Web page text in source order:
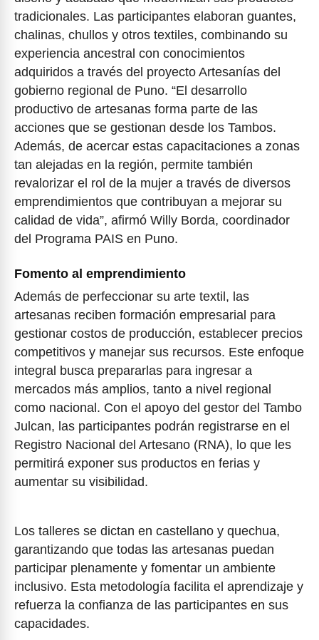
tradicionales. Las participantes elaboran guantes,
chalinas, chullos y otros textiles, combinando su
experiencia ancestral con conocimientos
adquiridos a través del proyecto Artesanías del
gobierno regional de Puno. “El desarrollo
productivo de artesanas forma parte de las
acciones que se gestionan desde los Tambos.
Además, de acercar estas capacitaciones a zonas
tan alejadas en la región, permite también
revalorizar el rol de la mujer a través de diversos
emprendimientos que contribuyan a mejorar su
calidad de vida”, afirmó Willy Borda, coordinador
del Programa PAIS en Puno.
Fomento al emprendimiento
Además de perfeccionar su arte textil, las
artesanas reciben formación empresarial para
gestionar costos de producción, establecer precios
competitivos y manejar sus recursos. Este enfoque
integral busca prepararlas para ingresar a
mercados más amplios, tanto a nivel regional
como nacional. Con el apoyo del gestor del Tambo
Julcan, las participantes podrán registrarse en el
Registro Nacional del Artesano (RNA), lo que les
permitirá exponer sus productos en ferias y
aumentar su visibilidad.
Los talleres se dictan en castellano y quechua,
garantizando que todas las artesanas puedan
participar plenamente y fomentar un ambiente
inclusivo. Esta metodología facilita el aprendizaje y
refuerza la confianza de las participantes en sus
capacidades.